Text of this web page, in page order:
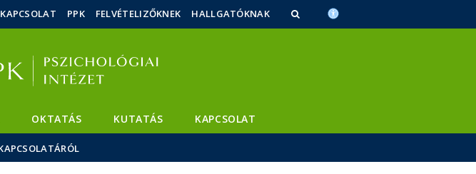
a
KAPCSOLAT PPK FELVÉTELIZŐKNEK HALLGATÓKNAK
OKTATÁS KUTATÁS KAPCSOLAT